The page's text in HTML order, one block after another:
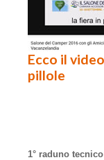
Ecco il
pillole
1° raduno